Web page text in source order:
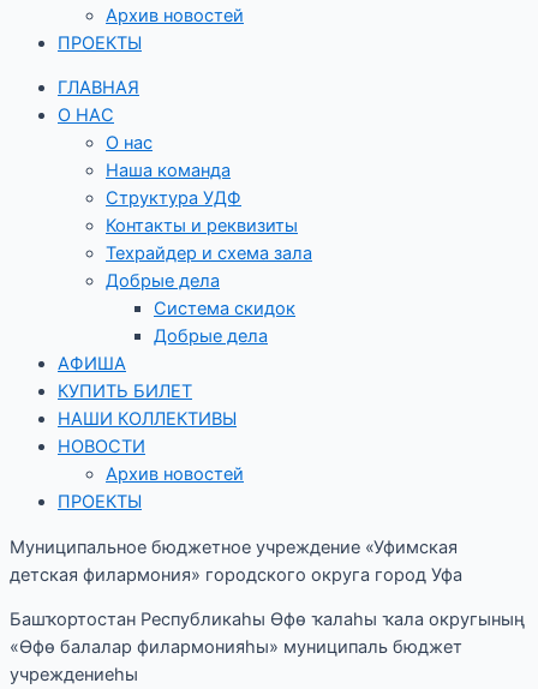
Архив новостей
ПРОЕКТЫ
ГЛАВНАЯ
О НАС
О нас
Наша команда
Структура УДФ
Контакты и реквизиты
Техрайдер и схема зала
Добрые дела
Система скидок
Добрые дела
АФИША
КУПИТЬ БИЛЕТ
НАШИ КОЛЛЕКТИВЫ
НОВОСТИ
Архив новостей
ПРОЕКТЫ
Муниципальное бюджетное учреждение «Уфимская
детская филармония» городского округа город Уфа
Башҡортостан Республикаһы Өфө ҡалаһы ҡала округының
«Өфө балалар филармонияһы» муниципаль бюджет
учреждениеһы